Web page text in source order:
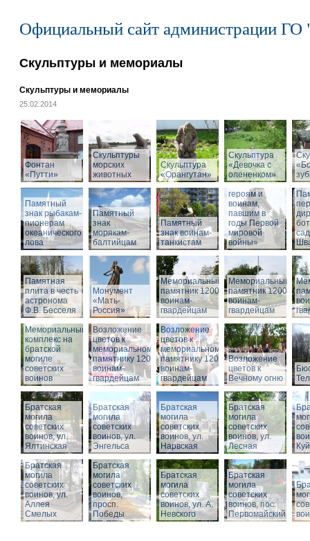
Официальный сайт администрации ГО
Скульптуры и мемориалы
Скульптуры и мемориалы
25.02.2014
Фонтан
«Путти»
Скульптуры
морских
животных
Скульптура
«Орангутан»
Скульптура
«Девочка с
олененком»
Памятный
знак рыбакам-
пионерам
океанического
лова
Памятный
знак
морякам-
балтийцам
Памятный
знак воинам-
танкистам
Памятник
«Российским
героям и
воинам,
павшим в
годы Первой
мировой
войны»
Памятная
плита в честь
астронома
Ф.В. Бесселя
Монумент
«Мать-
Россия»
Мемориальный
памятник 1200
воинам-
гвардейцам
Мемориальный
памятник 1200
воинам-
гвардейцам
Мемориальный
комплекс на
братской
могиле
советских
воинов
Возложение
цветов к
мемориальному
памятнику 1200
воинам-
гвардейцам
Возложение
цветов к
мемориальному
памятнику 1200
воинам-
гвардейцам
Возложение
цветов к
Вечному огню
Братская
могила
советских
воинов, ул.
Ялтинская
Братская
могила
советских
воинов, ул.
Энгельса
Братская
могила
советских
воинов, ул.
Нарвская
Братская
могила
советских
воинов, ул.
Лесная
Братская
могила
советских
воинов, ул.
Аллея
Смелых
Братская
могила
советских
воинов,
просп.
Победы
Братская
могила
советских
воинов, ул. А.
Невского
Братская
могила
советских
воинов, пос.
Первомайский